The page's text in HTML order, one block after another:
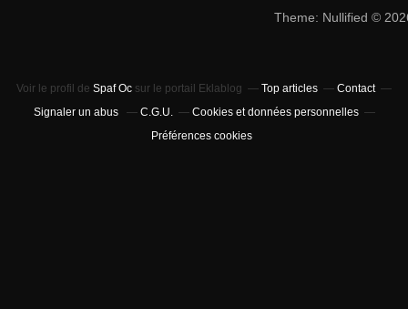
Theme: Nullified ©
Voir le profil de Spaf Oc sur le portail Eklablog Top articles
Contact
Signaler un abus
C.G.U.
Cookies et données personnelles
Préférences cookies